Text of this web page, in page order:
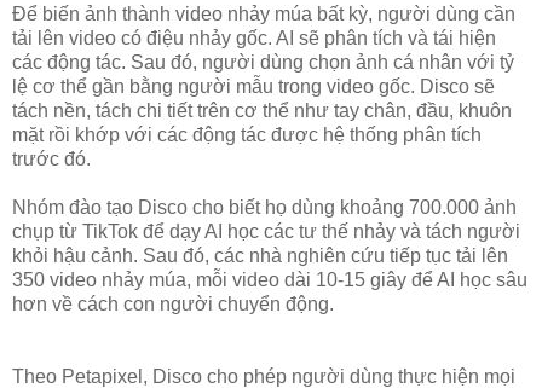
Để biến ảnh thành video nhảy múa bất kỳ, người dùng cần
tải lên video có điệu nhảy gốc. AI sẽ phân tích và tái hiện
các động tác. Sau đó, người dùng chọn ảnh cá nhân với tỷ
lệ cơ thể gần bằng người mẫu trong video gốc. Disco sẽ
tách nền, tách chi tiết trên cơ thể như tay chân, đầu, khuôn
mặt rồi khớp với các động tác được hệ thống phân tích
trước đó.
Nhóm đào tạo Disco cho biết họ dùng khoảng 700.000 ảnh
chụp từ TikTok để dạy AI học các tư thế nhảy và tách người
khỏi hậu cảnh. Sau đó, các nhà nghiên cứu tiếp tục tải lên
350 video nhảy múa, mỗi video dài 10-15 giây để AI học sâu
hơn về cách con người chuyển động.
Theo Petapixel, Disco cho phép người dùng thực hiện mọi